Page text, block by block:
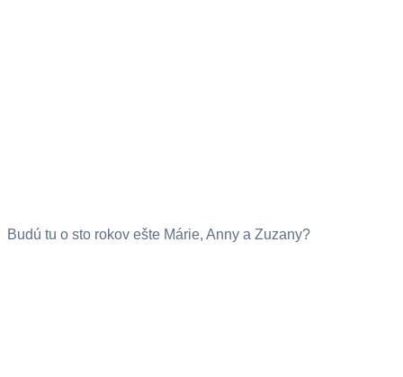
Budú tu o sto rokov ešte Márie, Anny a Zuzany?